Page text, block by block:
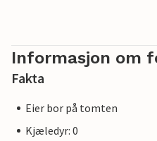
Informasjon om
Fakta
Eier bor på tomten
Kjæledyr: 0